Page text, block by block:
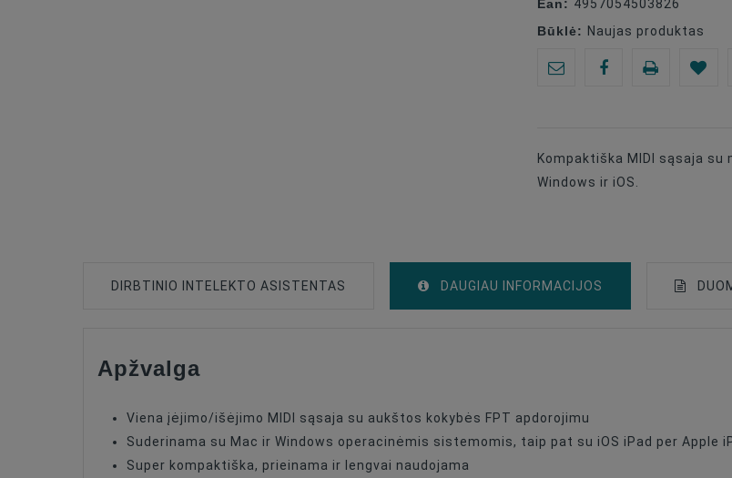
4957054503826
Būklė: Naujas produktas
Kompaktiška MIDI sąsaja su
Windows ir iOS.
DIRBTINIO INTELEKTO ASISTENTAS DAUGIAU INFORMACIJOS
Type Of Product
Apžvalga
Viena įėjimo/išėjimo MIDI sąsaja su aukštos kokybės FPT apdorojimu
Suderinama su Mac ir Windows operacinėmis sistemomis, taip pat su iOS iPad per Apple
Super kompaktiška, prieinama ir lengvai naudojama